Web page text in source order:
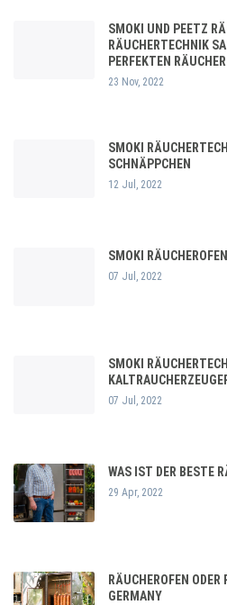
SMOKI UND PEETZ
RÄUCHERTECHNIK
PERFEKTEN
23 Nov, 2022
SMOKI
SCHNÄPPCHEN
12 Jul, 2022
SMOKI
07 Jul, 2022
SMOKI
07 Jul, 2022
WAS IST DER BESTE
29 Apr, 2022
RÄUCHEROFEN
GERMANY